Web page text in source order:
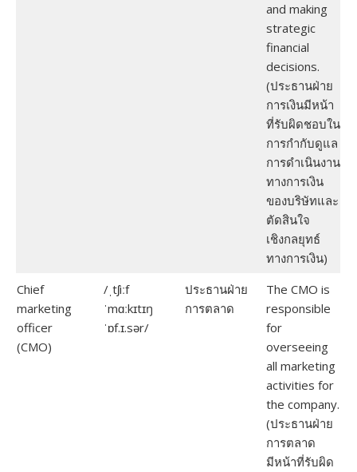
and making
strategic
financial
decisions.
(ประธานฝ่าย
การเงินมีหน้า
ที่รับผิดชอบใน
การกำกับดูแล
การดำเนินงาน
ทางการเงิน
ของบริษัทและ
ตัดสินใจ
เชิงกลยุทธ์
ทางการเงิน)
Chief
marketing
officer
(CMO)
/ˌtʃiːf
ˈmɑːkɪtɪŋ
ˈɒf.ɪ.sər/
ประธานฝ่าย
การตลาด
The CMO is
responsible
for
overseeing
all marketing
activities for
the company.
(ประธานฝ่าย
การตลาด
มีหน้าที่รับผิด